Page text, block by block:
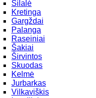
Šilalė
Kretinga
Gargždai
Palanga
Raseiniai
Šakiai
Širvintos
Skuodas
Kelmė
Jurbarkas
Vilkaviškis